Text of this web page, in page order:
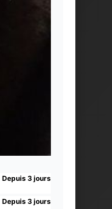
Depuis 3 jours
Depuis 3 jours